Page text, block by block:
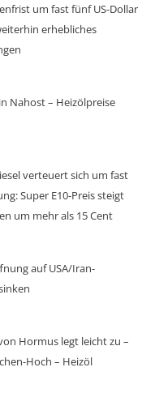
um fast fünf US-Dollar
erhebliches
Nahost – Heizölpreise
verteuert sich um fast
Super E10-Preis steigt
um mehr als 15 Cent
auf USA/Iran-
Hormus legt leicht zu –
Hoch – Heizöl